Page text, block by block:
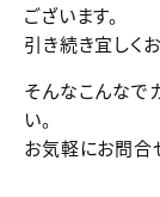
ございます。
引き続き宜しく
そんなこんなで
い。
お気軽にお問合